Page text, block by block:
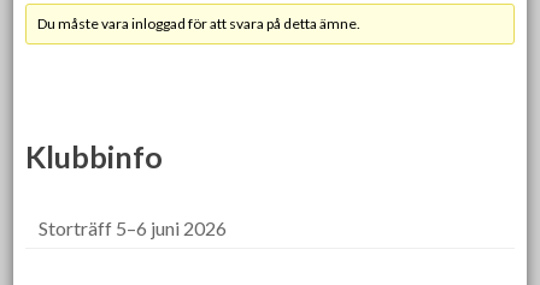
Du måste vara inloggad för att svara på detta ämne.
Klubbinfo
Storträff 5–6 juni 2026